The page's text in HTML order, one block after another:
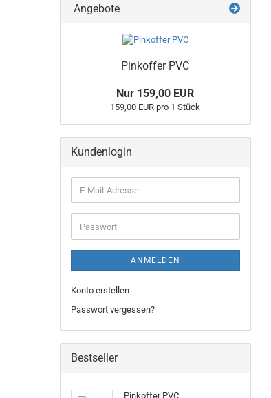
Angebote
Pinkoffer PVC
Nur 159,00 EUR
159,00 EUR pro 1 Stück
Kundenlogin
ANMELDEN
Konto erstellen
Passwort vergessen?
Bestseller
Pinkoffer PVC